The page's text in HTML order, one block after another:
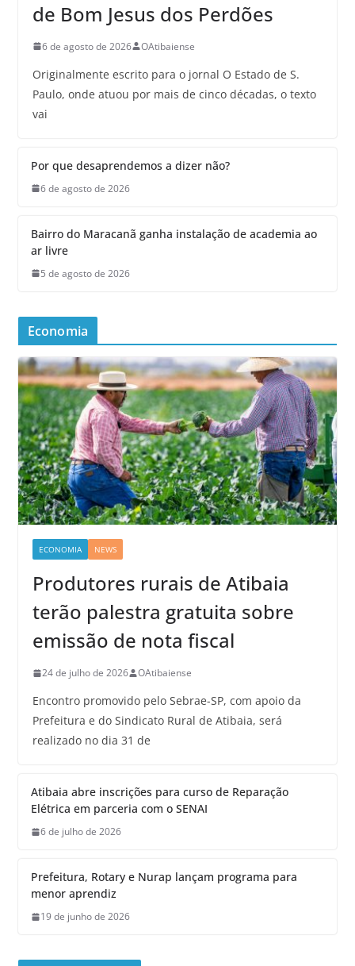
de Bom Jesus dos Perdões
6 de agosto de 2026 OAtibaiense
Originalmente escrito para o jornal O Estado de S.
Paulo, onde atuou por mais de cinco décadas, o texto
vai
Por que desaprendemos a dizer não?
6 de agosto de 2026
Bairro do Maracanã ganha instalação de academia ao
ar livre
5 de agosto de 2026
Economia
ECONOMIA NEWS
Produtores rurais de Atibaia
terão palestra gratuita sobre
emissão de nota fiscal
24 de julho de 2026 OAtibaiense
Encontro promovido pelo Sebrae-SP, com apoio da
Prefeitura e do Sindicato Rural de Atibaia, será
realizado no dia 31 de
Atibaia abre inscrições para curso de Reparação
Elétrica em parceria com o SENAI
6 de julho de 2026
Prefeitura, Rotary e Nurap lançam programa para
menor aprendiz
19 de junho de 2026